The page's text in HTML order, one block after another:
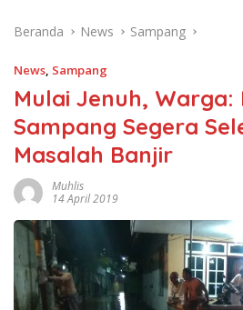
Beranda News Sampang
News, Sampang
Mulai Jenuh, Warga:
Sampang Segera
Masalah Banjir
Muhlis
14 April 2019